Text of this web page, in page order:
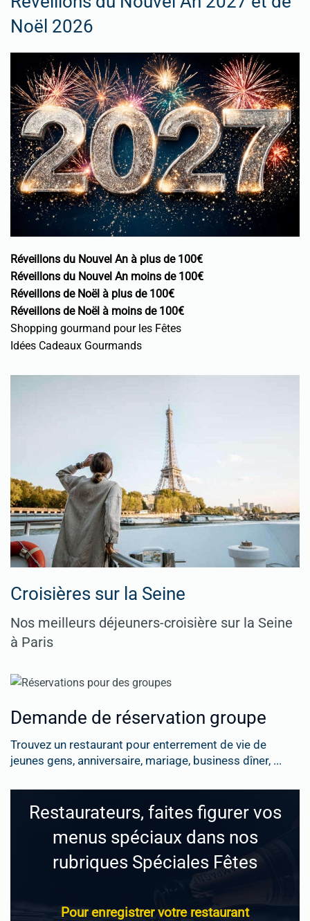
Noël 2026
Réveillons du Nouvel An à plus de 100€
Réveillons du Nouvel An moins de 100€
Réveillons de Noël à plus de 100€
Réveillons de Noël à moins de 100€
Shopping gourmand pour les Fêtes
Idées Cadeaux Gourmands
Croisières sur la Seine
Nos meilleurs déjeuners-croisière sur la Seine
à Paris
Demande de réservation groupe
Trouvez un restaurant pour enterrement de vie de
jeunes gens, anniversaire, mariage, business dîner, ...
Restaurateurs, faites figurer vos
menus spéciaux dans nos
rubriques Spéciales Fêtes
Pour enregistrer votre restaurant